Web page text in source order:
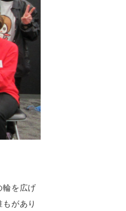
輪を広げ
があり